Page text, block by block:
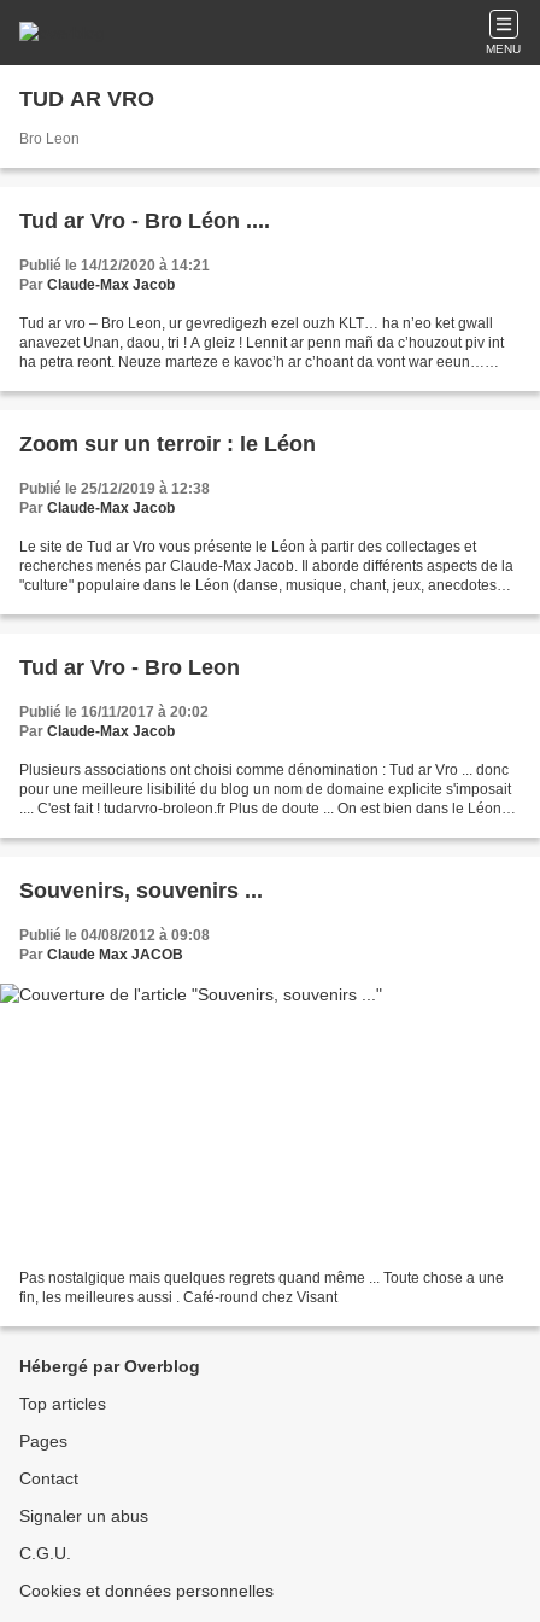
MENU
TUD AR VRO
Bro Leon
Tud ar Vro - Bro Léon ....
Publié le 14/12/2020 à 14:21
Par Claude-Max Jacob
Tud ar vro – Bro Leon, ur gevredigezh ezel ouzh KLT… ha n’eo ket gwall
anavezet Unan, daou, tri ! A gleiz ! Lennit ar penn mañ da c’houzout piv int
ha petra reont. Neuze marteze e kavoc’h ar c’hoant da vont war eeun…
Zoom sur un terroir : le Léon
Publié le 25/12/2019 à 12:38
Par Claude-Max Jacob
Le site de Tud ar Vro vous présente le Léon à partir des collectages et
recherches menés par Claude-Max Jacob. Il aborde différents aspects de la
"culture" populaire dans le Léon (danse, musique, chant, jeux, anecdotes
Tud ar Vro - Bro Leon
Publié le 16/11/2017 à 20:02
Par Claude-Max Jacob
Plusieurs associations ont choisi comme dénomination : Tud ar Vro ... donc
pour une meilleure lisibilité du blog un nom de domaine explicite s'imposait
.... C'est fait ! tudarvro-broleon.fr Plus de doute ... On est bien dans le Léon
Souvenirs, souvenirs ...
Publié le 04/08/2012 à 09:08
Par Claude Max JACOB
Pas nostalgique mais quelques regrets quand même ... Toute chose a une
fin, les meilleures aussi . Café-round chez Visant
Hébergé par Overblog
Top articles
Pages
Contact
Signaler un abus
C.G.U.
Cookies et données personnelles